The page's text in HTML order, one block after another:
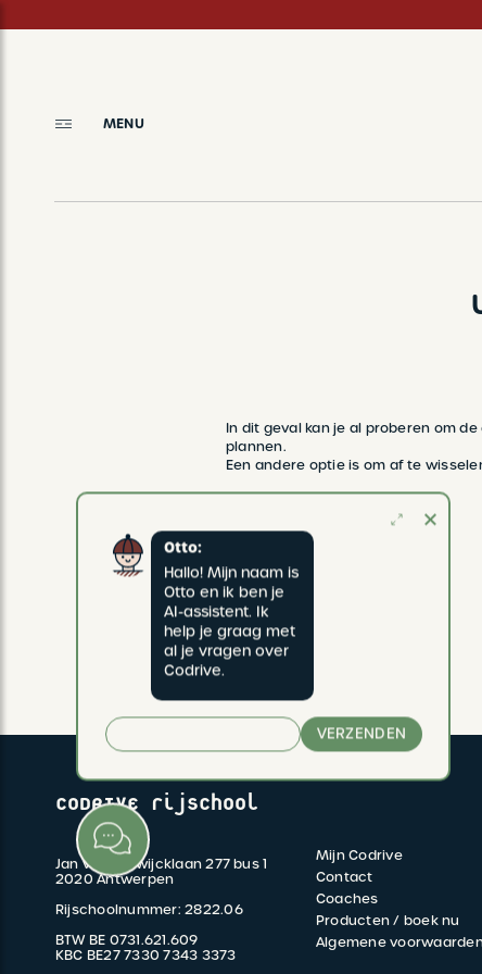
MENU
BREADCRUMBIn dit geval kan je al proberen om
plannen.
Een andere optie is om af te
Otto:
Hallo! Mijn naam is
Otto en ik ben je
AI-assistent. Ik
help je graag met
al je vragen over
Codrive.
VERZENDEN
CODRIVE rijschool
Jan van Rijswijcklaan 277 bus 1
2020 Antwerpen
Rijschoolnummer: 2822.06
BTW BE 0731.621.609
KBC BE27 7330 7343 3373
FOOTER
MENU
Mijn Codrive
Contact
Coaches
Producten / boek nu
Algemene